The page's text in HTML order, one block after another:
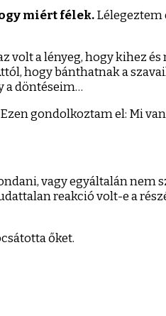
miért félek.Lélegeztem
volt a lényeg, hogy kihez
hogy bánthatnak a
a döntéseim…
gondolkoztam el: Mi
vagy egyáltalán nem
reakció volt-e a
őket.